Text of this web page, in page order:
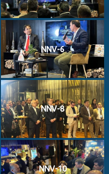
NNV-6
NNV-8
NNV-10